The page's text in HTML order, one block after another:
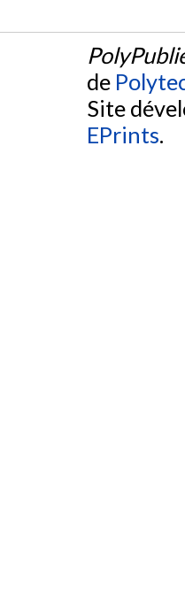
de
Site
EPrints.